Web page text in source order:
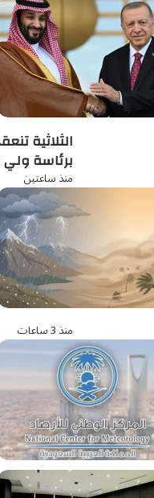
الثلاثية
برئاسة
منذ ساعتين
منذ 3 ساعات